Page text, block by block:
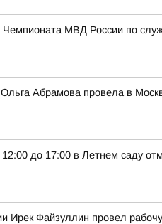
Чемпионата МВД России по
Абрамова провела в
12:00 до 17:00 в Летнем саду
Ирек Файзуллин провел